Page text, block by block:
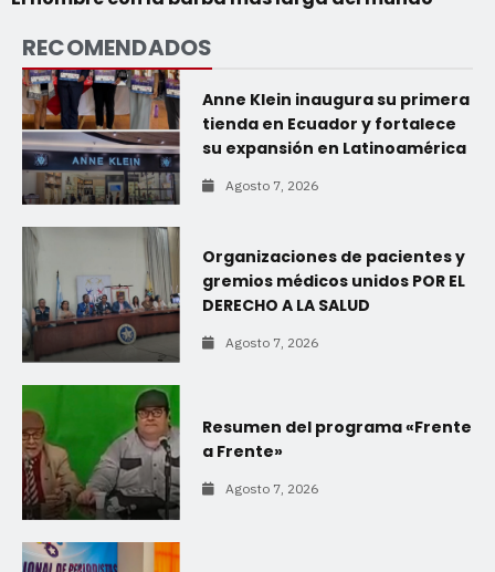
RECOMENDADOS
Anne Klein inaugura su primera
tienda en Ecuador y fortalece
su expansión en Latinoamérica
Agosto 7, 2026
Organizaciones de pacientes y
gremios médicos unidos POR EL
DERECHO A LA SALUD
Agosto 7, 2026
Resumen del programa «Frente
a Frente»
Agosto 7, 2026